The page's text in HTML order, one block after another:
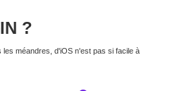
?
méandres, d'iOS n'est pas si facile à